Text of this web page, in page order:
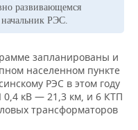
развивающемся
РЭС.
запланированы и
населенном пункте
РЭС в этом году
кВ — 21,3 км, и 6 КТП
трансформаторов